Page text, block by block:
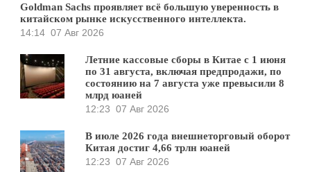
Goldman Sachs проявляет всё большую уверенность в
китайском рынке искусственного интеллекта.
14:14 07 Авг 2026
Летние кассовые сборы в Китае с 1 июня
по 31 августа, включая предпродажи, по
состоянию на 7 августа уже превысили 8
млрд юаней
12:23 07 Авг 2026
В июле 2026 года внешнеторговый оборот
Китая достиг 4,66 трлн юаней
12:23 07 Авг 2026